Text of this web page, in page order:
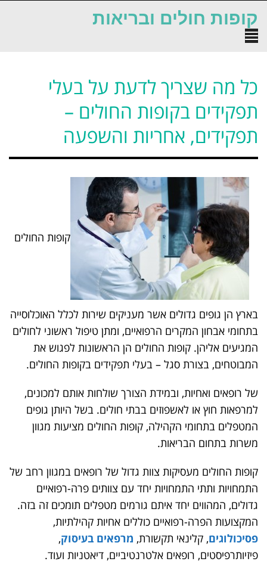
קופות חולים ובריאות
תפריט
כל מה שצריך לדעת על בעלי
תפקידים בקופות החולים –
תפקידים, אחריות והשפעה
קופות החולים
בארץ הן גופים גדולים אשר מעניקים שירות לכלל האוכלוסייה
בתחומי אבחון המקרים הרפואיים, ומתן טיפול ראשוני לחולים
המגיעים אליהן. קופות החולים הן הראשונות לפגוש את
המבוטחים, בצורת סגל – בעלי תפקידים בקופות החולים.
של רופאים ואחיות, ובמידת הצורך שולחות אותם למכונים,
למרפאות חוץ או לאשפוזים בבתי חולים. בשל היותן גופים
המטפלים בתחומי הקהילה, קופות החולים מציעות מגוון
משרות בתחום הבריאות.
קופות החולים מעסיקות צוות גדול של רופאים במגוון רחב של
התמחויות ותתי התמחויות יחד עם צוותים פרה-רפואיים
גדולים, המהווים יחד איתם גורמים מטפלים תומכים זה בזה.
המקצועות הפרה-רפואיים כוללים אחיות קהילתיות,
פסיכולוגים, קלינאי תקשורת, מרפאים בעיסוק,
פיזיותרפיסטים, רופאים אלטרנטיביים, דיאטניות ועוד.